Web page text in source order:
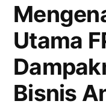
Utama
Bisnis